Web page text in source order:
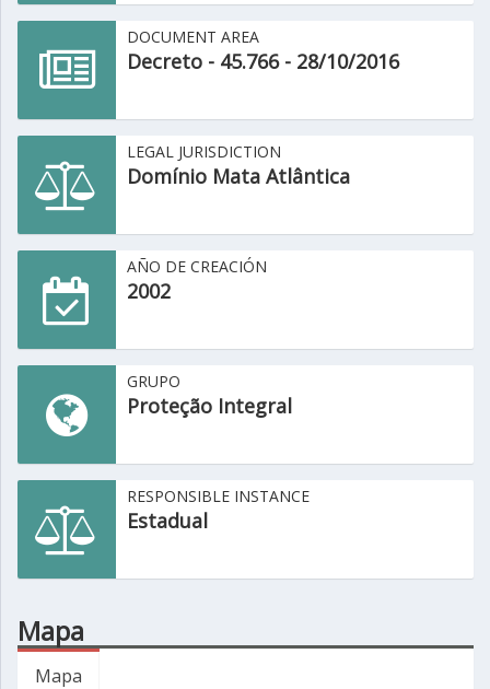
DOCUMENT AREA
Decreto - 45.766 - 28/10/2016
LEGAL JURISDICTION
Domínio Mata Atlântica
AÑO DE CREACIÓN
2002
GRUPO
Proteção Integral
RESPONSIBLE INSTANCE
Estadual
Mapa
Mapa